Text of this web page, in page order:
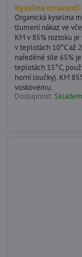
Kyselina mravenčí
Organická kyselina
tlumení nákaz ve
KM v 85% roztoku
v teplotách 10°C až
naředěné síle 65%
teplotách 15°C,
horní loučky). KM
voskovému.
Dostupnost:Skladem